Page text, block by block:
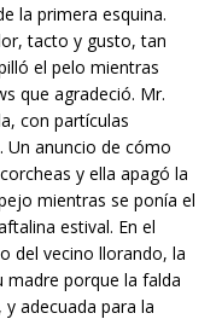
la primera esquina.
tacto y gusto, tan
el pelo mientras
que agradeció. Mr.
con partículas
Un anuncio de cómo
y ella apagó la
mientras se ponía el
estival. En el
del vecino llorando, la
madre porque la falda
adecuada para la